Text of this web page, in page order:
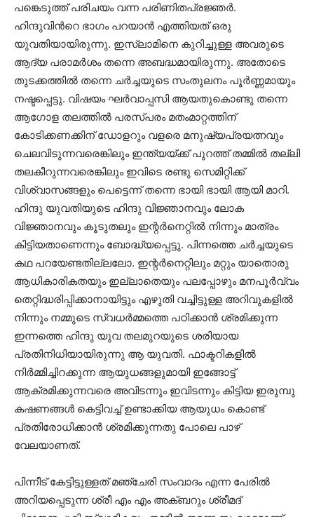
പങ്കെടുത്ത് പരിചയം വന്ന പരിണിതപ്രജ്ഞര്‍.
ഹിന്ദുവിന്‍റെ ഭാഗം പറയാന്‍ എത്തിയത് ഒരു
യുവതിയായിരുന്നു. ഇസ്ലാമിനെ കുറിച്ചുള്ള അവരുടെ
ആദ്യ പരാമര്‍ശം തന്നെ അബദ്ധമായിരുന്നു. അതോടെ
തുടക്കത്തില്‍ തന്നെ ചര്‍ച്ചയുടെ സംതുലനം പൂര്‍ണ്ണമായും
നഷ്ടപ്പെട്ടു. വിഷയം ഘര്‍വാപ്പസി ആയതുകൊണ്ടു തന്നെ
ആഗോള തലത്തില്‍ പരസ്പരം മതംമാറ്റത്തിന്
കോടിക്കണക്കിന് ഡോളറും വളരെ മനുഷ്യപ്രയത്നവും
ചെലവിടുന്നവരെങ്കിലും ഇന്ത്യയ്ക്ക് പുറത്ത് തമ്മില്‍ തല്ലി
തലകീറുന്നവരെങ്കിലും ഇവിടെ രണ്ടു സെമിറ്റിക്ക്
വിശ്വാസങ്ങളും പെട്ടെന്ന് തന്നെ ഭായി ഭായി ആയി മാറി.
ഹിന്ദു യുവതിയുടെ ഹിന്ദു വിജ്ഞാനവും ലോക
വിജ്ഞാനവും കൂടുതലും ഇന്റര്‍നെറ്റില്‍ നിന്നും മാത്രം
കിട്ടിയതാണെന്നും ബോദ്ധ്യപ്പെട്ടു. പിന്നത്തെ ചര്‍ച്ചയുടെ
കഥ പറയേണ്ടതില്ലലോ. ഇന്റര്‍നെറ്റിലും മറ്റും യാതൊരു
ആധികാരികതയും ഇല്ലാതെയും പലപ്പോഴും മനപൂര്‍വ്വം
തെറ്റിദ്ധരിപ്പിക്കാനായിട്ടും എഴുതി വച്ചിട്ടുള്ള അറിവുകളില്‍
നിന്നും നമ്മുടെ സ്വധര്‍മ്മത്തെ പഠിക്കാന്‍ ശ്രമിക്കുന്ന
ഇന്നത്തെ ഹിന്ദു യുവ തലമുറയുടെ ശരിയായ
പ്രതിനിധിയായിരുന്നു ആ യുവതി. ഫാക്ടറികളില്‍
നിര്‍മ്മിച്ചിറക്കുന്ന ആയുധങ്ങളുമായി ഇങ്ങോട്ട്
ആക്രമിക്കുന്നവരെ അവിടന്നും ഇവിടന്നും കിട്ടിയ ഇരുമ്പു
കഷണങ്ങള്‍ കെട്ടിവച്ച് ഉണ്ടാക്കിയ ആയുധം കൊണ്ട്
പ്രതിരോധിക്കാന്‍ ശ്രമിക്കുന്നതു പോലെ പാഴ്
വേലയാണത്.
പിന്നീട് കേട്ടിട്ടുള്ളത് മഞ്ചേരി സംവാദം എന്ന പേരില്‍
അറിയപ്പെടുന്ന ശ്രീ എം എം അക്ബറും ശ്രീമദ്